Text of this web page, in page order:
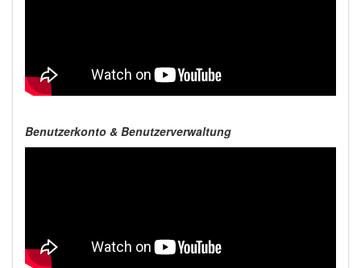
Benutzerkonto & Benutzerverwaltung